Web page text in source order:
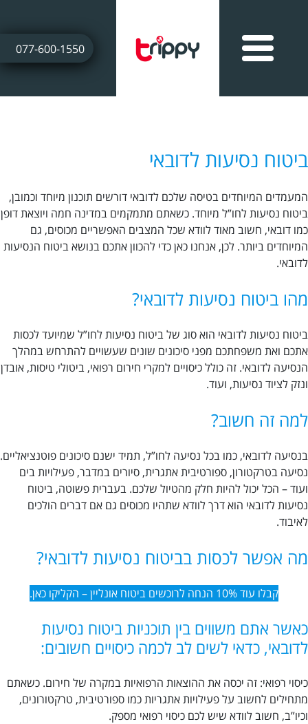
077-600-1550
ביטוח נסיעות לדובאי
המעמדים המיוחדים בטיסה שלכם לדובאי דורשים תוכנון מיוחד וכמובן,
ביטוח נסיעות לחו”ל מיוחד. כשאתם מתמקמים במדינה חמה ויוצאת דופן
כמו דובאי, חשוב מאוד לוודא שכל המצבים האפשריים מכוסים, גם
המיוחדים ביותר. לכן, אנחנו כאן כדי להכוון אתכם בנושא ביטוח הנסיעות
לדובאי.
מהו ביטוח נסיעות לדובאי?
ביטוח נסיעות לדובאי הוא סוג של ביטוח נסיעות לחו”ל שמיועד לכסות
אתכם ואת משפחתכם מפני סיכונים שונים שעשויים להתרחש במהלך
הנסיעה לדובאי. זה כולל כיסויים למקרי חירום רפואי, ביטולי טיסות, אובדן
ונזק לציוד נסיעות, ועוד.
למה זה חשוב?
בנסיעה לדובאי, כמו בכל נסיעה לחו”ל, תמיד ישנם סיכונים פוטנציאליים.
נסיעה בטרקטורון, ספורטיבית אתגרית, סיורים במדבר, פעילויות בים
ועוד – הכל יכול להיות חלק מהטיול שלכם. בעברית פשוטה, ביטוח
נסיעות לדובאי הוא דרך לוודא שתהיו מכוסים גם אם דברים הולכים
לאיבוד.
מה אפשר לכסות בביטוח נסיעות לדובאי?
קבלו עוד 10% הנחה לרוכשים ביטוח אונליין – הקליקו כאן.
כאשר אתם משווים בין תוכניות ביטוח נסיעות
לדובאי, כדאי לשים לב לכמה כיסויים חשובים:
כיסוי רפואי: זה יכסה את ההוצאות הרפואיות במקרה של חירום. כשאתם
מתחילים לחשוב על פעילויות אתגריות כמו ספורטיבית, טרקטורונים,
וכיו”ב, חשוב לוודא שיש לכם כיסוי רפואי מספק.